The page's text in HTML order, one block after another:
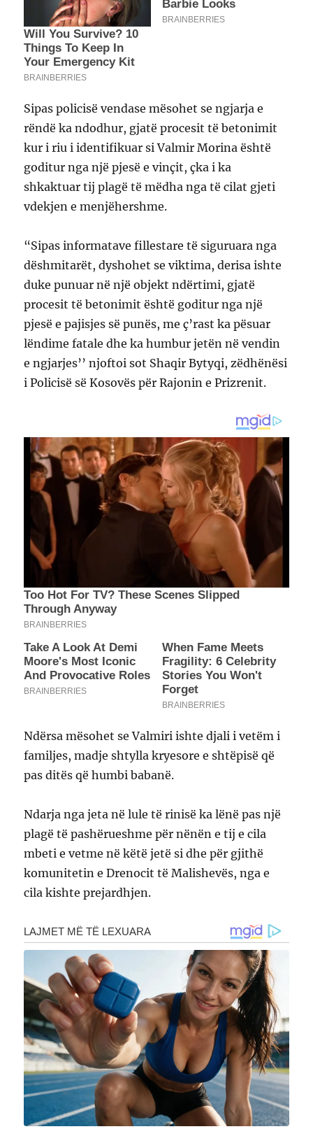
Sipas policisë vendase mësohet se ngjarja e
rëndë ka ndodhur, gjatë procesit të betonimit
kur i riu i identifikuar si Valmir Morina është
goditur nga një pjesë e vinçit, çka i ka
shkaktuar tij plagë të mëdha nga të cilat gjeti
vdekjen e menjëhershme.
“Sipas informatave fillestare të siguruara nga
dëshmitarët, dyshohet se viktima, derisa ishte
duke punuar në një objekt ndërtimi, gjatë
procesit të betonimit është goditur nga një
pjesë e pajisjes së punës, me ç’rast ka pësuar
lëndime fatale dhe ka humbur jetën në vendin
e ngjarjes’’ njoftoi sot Shaqir Bytyqi, zëdhënësi
i Policisë së Kosovës për Rajonin e Prizrenit.
Ndërsa mësohet se Valmiri ishte djali i vetëm i
familjes, madje shtylla kryesore e shtëpisë që
pas ditës që humbi babanë.
Ndarja nga jeta në lule të rinisë ka lënë pas një
plagë të pashërueshme për nënën e tij e cila
mbeti e vetme në këtë jetë si dhe për gjithë
komunitetin e Drenocit të Malishevës, nga e
cila kishte prejardhjen.